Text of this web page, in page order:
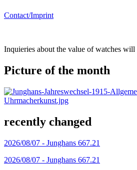
Contact/Imprint
Inquieries about the value of watches
Picture of the month
recently changed
2026/08/07 - Junghans 667.21
2026/08/07 - Junghans 667.21